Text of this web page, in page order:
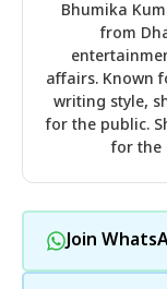
Bhumika
from
affairs. Known
writing style,
for the public.
for the
Join